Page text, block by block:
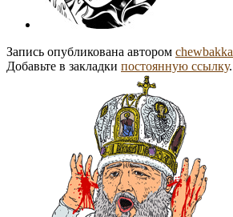
Запись опубликована автором chewbakka
Добавьте в закладки постоянную ссылку.